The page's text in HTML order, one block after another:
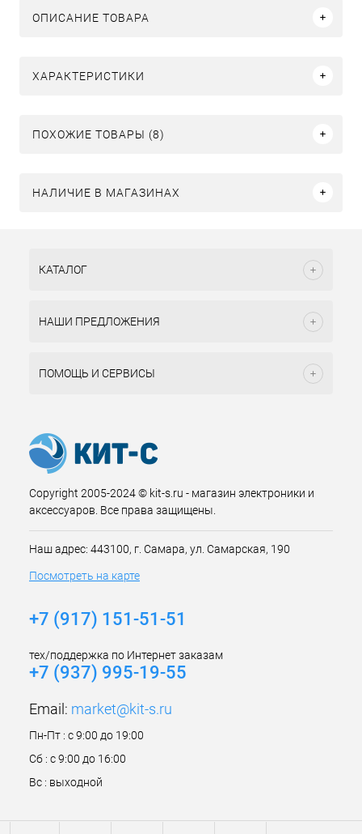
ОПИСАНИЕ ТОВАРА
ХАРАКТЕРИСТИКИ
ПОХОЖИЕ ТОВАРЫ (8)
НАЛИЧИЕ В МАГАЗИНАХ
КАТАЛОГ
НАШИ ПРЕДЛОЖЕНИЯ
ПОМОЩЬ И СЕРВИСЫ
Copyright 2005-2024 © kit-s.ru - магазин электроники и
аксессуаров. Все права защищены.
Наш адрес: 443100, г. Самара, ул. Самарская, 190
Посмотреть на карте
+7 (917) 151-51-51
тех/поддержка по Интернет заказам
+7 (937) 995-19-55
Email: market@kit-s.ru
Пн-Пт : с 9:00 до 19:00
Сб : с 9:00 до 16:00
Вс : выходной